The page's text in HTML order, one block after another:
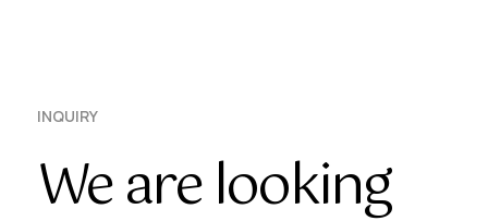
INQUIRY
We are looking